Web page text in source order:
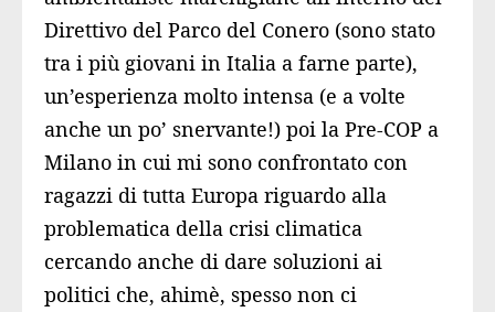
Direttivo del Parco del Conero (sono stato
tra i più giovani in Italia a farne parte),
un’esperienza molto intensa (e a volte
anche un po’ snervante!) poi la Pre-COP a
Milano in cui mi sono confrontato con
ragazzi di tutta Europa riguardo alla
problematica della crisi climatica
cercando anche di dare soluzioni ai
politici che, ahimè, spesso non ci